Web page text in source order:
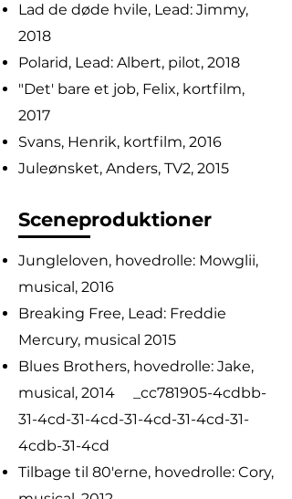
Lad de døde hvile, Lead: Jimmy,
2018
Polarid, Lead: Albert, pilot, 2018
"Det' bare et job, Felix, kortfilm,
2017
Svans, Henrik, kortfilm, 2016
Juleønsket, Anders, TV2, 2015
Sceneproduktioner
Jungleloven, hovedrolle: Mowglii,
musical, 2016
Breaking Free, Lead: Freddie
Mercury, musical 2015
Blues Brothers, hovedrolle: Jake,
musical, 2014 _cc781905-4cdbb-
31-4cd-31-4cd-31-4cd-31-4cd-31-
4cdb-31-4cd
Tilbage til 80'erne, hovedrolle: Cory,